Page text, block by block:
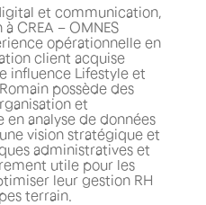
et communication,
CREA – OMNES
opérationnelle en
client acquise
influence Lifestyle et
possède des
et
analyse de données
vision stratégique et
administratives et
utile pour les
leur gestion RH
terrain.